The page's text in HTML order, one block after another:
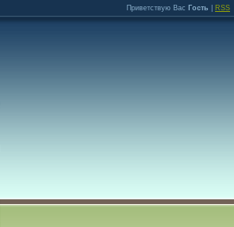
Приветствую Вас Гость RSS